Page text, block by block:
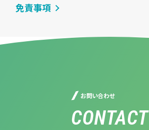
免責事項
お問い合わせ
CONTACT